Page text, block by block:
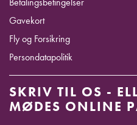
Gavekort
Fly og Forsikring
Persondatapolitik
SKRIV TIL OS -
MØDES ONLINE